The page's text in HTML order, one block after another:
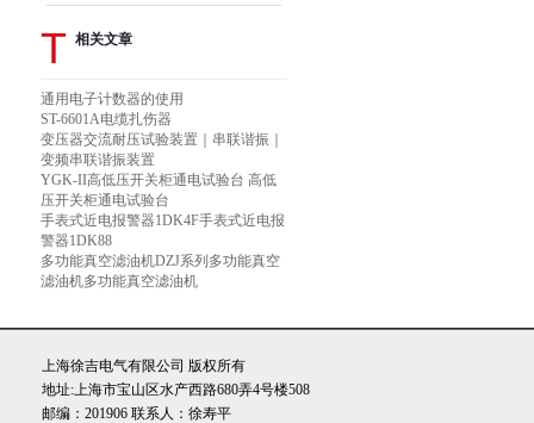
T 相关文章
通用电子计数器的使用
ST-6601A电缆扎伤器
变压器交流耐压试验装置｜串联谐振｜
变频串联谐振装置
YGK-II高低压开关柜通电试验台 高低
压开关柜通电试验台
手表式近电报警器1DK4F手表式近电报
警器1DK88
多功能真空滤油机DZJ系列多功能真空
滤油机多功能真空滤油机
上海徐吉电气有限公司 版权所有
地址:上海市宝山区水产西路680弄4号楼508
邮编：201906 联系人：徐寿平